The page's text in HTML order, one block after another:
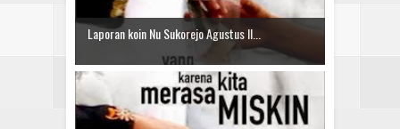
Laporan koin Nu Sukorejo Agustus II...